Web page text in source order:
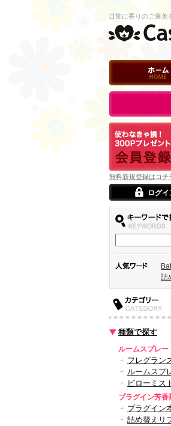
ホーム
日常に香りのご褒美
ログイン
無料新規登録はコチ
ログ
詰
種類で探す
ルームスプレー
フレグラン
ルームスプ
ピローミス
プラグイン芳香
プラグイン
詰め替えリ